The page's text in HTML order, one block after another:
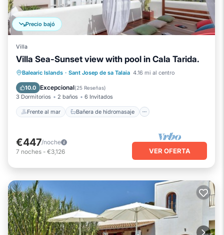
Precio bajó
Villa
Villa Sea-Sunset view with pool in Cala Tarida.
Balearic Islands · Sant Josep de sa Talaia 4.16 mi al centro
10.0 Excepcional(25 Reseñas)
3 Dormitorios 2 baños 6 Invitados
Frente al mar Bañera de hidromasaje
Frente al mar
Bañera de hidromasaje
Piscina
Vista al mar
€447/noche
7 noches - €3,126 VER OFERTA